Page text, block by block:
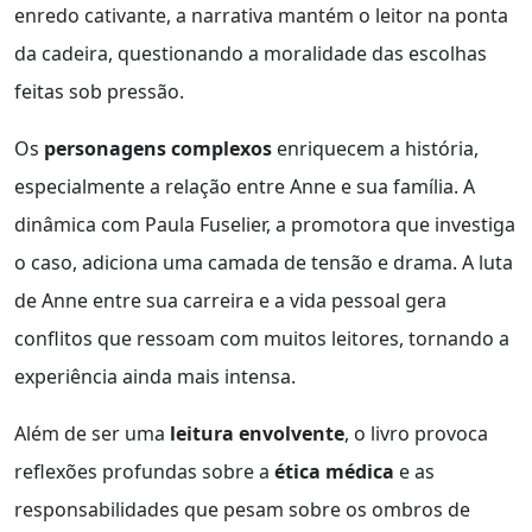
enredo cativante, a narrativa mantém o leitor na ponta
da cadeira, questionando a moralidade das escolhas
feitas sob pressão.
Os personagens complexos enriquecem a história,
especialmente a relação entre Anne e sua família. A
dinâmica com Paula Fuselier, a promotora que investiga
o caso, adiciona uma camada de tensão e drama. A luta
de Anne entre sua carreira e a vida pessoal gera
conflitos que ressoam com muitos leitores, tornando a
experiência ainda mais intensa.
Além de ser uma leitura envolvente, o livro provoca
reflexões profundas sobre a ética médica e as
responsabilidades que pesam sobre os ombros de